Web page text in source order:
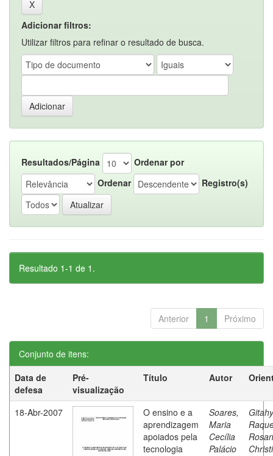
Adicionar filtros:
Utilizar filtros para refinar o resultado de busca.
Resultados/Página
Ordenar por
Ordenar
Registro(s)
Resultado 1-1 de 1.
Anterior 1 Próximo
Conjunto de itens:
Data de
defesa
Pré-
visualização
Título Autor
18-Abr-2007
O ensino e a
aprendizagem
apoiados pela
tecnologia
Soares,
Maria
Cecília
Palácio
Rosan